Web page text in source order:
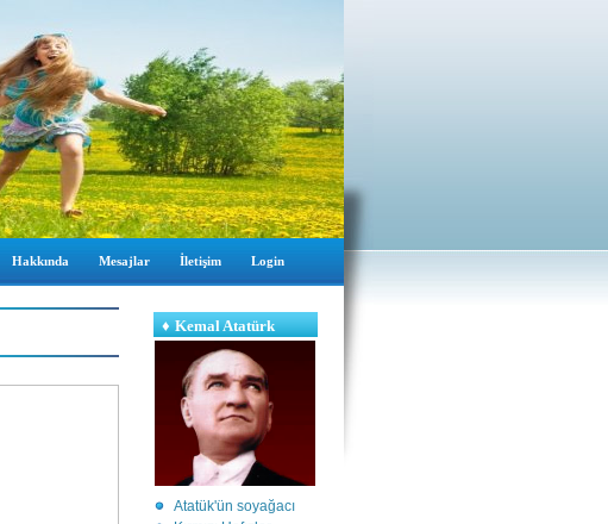
Hakkında Mesajlar İletişim Login
♦ Kemal Atatürk
Atatük'ün soyağacı